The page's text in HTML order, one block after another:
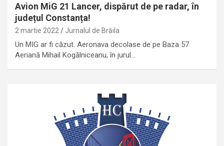
Avion MiG 21 Lancer, dispărut de pe radar, în
județul Constanța!
2 martie 2022 Jurnalul de Brăila
Un MIG ar fi căzut. Aeronava decolase de pe Baza 57
Aeriană Mihail Kogălniceanu, în jurul…